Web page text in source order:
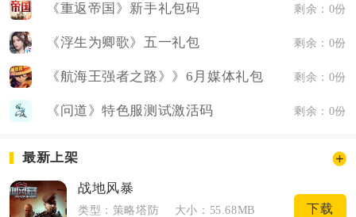
《重返帝国》新手礼包码 剩余：0份
《浮生为卿歌》五一礼包 剩余：0份
《航海王强者之路》》6月媒体礼包 剩余：0份
《问道》特色服测试激活码 剩余：0份
最新上架
战地风暴
类型：策略塔防
大小：55.68MB
下载